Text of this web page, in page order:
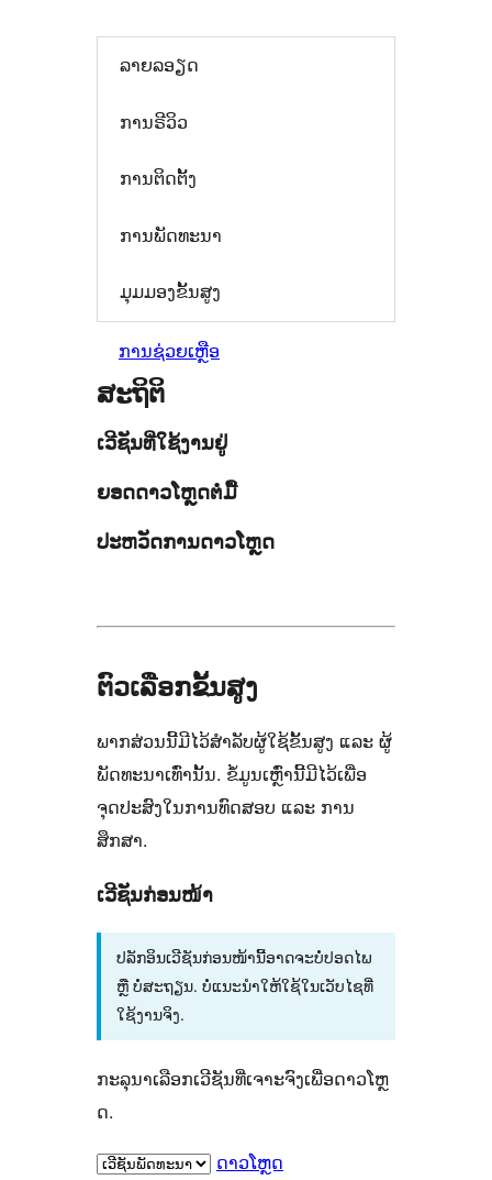
ລາຍລອຽດ
ການຣີວິວ
ການຕິດຕັ້ງ
ການພັດທະນາ
ມຸມມອງຂັ້ນສູງ
ການຊ່ວຍເຫຼືອ
ສະຖິຕິ
ເວີຊັນທີ່ໃຊ້ງານຢູ່
ຍອດດາວໂຫຼດຕໍ່ມື້
ປະຫວັດການດາວໂຫຼດ
ຕົວເລືອກຂັ້ນສູງ
ພາກສ່ວນນີ້ມີໄວ້ສຳລັບຜູ້ໃຊ້ຂັ້ນສູງ ແລະ ຜູ້
ພັດທະນາເທົ່ານັ້ນ. ຂໍ້ມູນເຫຼົ່ານີ້ມີໄວ້ເພື່ອ
ຈຸດປະສົງໃນການທົດສອບ ແລະ ການ
ສຶກສາ.
ເວີຊັນກ່ອນໜ້າ
ປລັກອິນເວີຊັນກ່ອນໜ້ານີ້ອາດຈະບໍ່ປອດໄພ
ຫຼື ບໍ່ສະຖຽນ. ບໍ່ແນະນຳໃຫ້ໃຊ້ໃນເວັບໄຊທີ່
ໃຊ້ງານຈິງ.
ກະລຸນາເລືອກເວີຊັນທີ່ເຈາະຈົງເພື່ອດາວໂຫຼ
ດ.
ດາວໂຫຼດ